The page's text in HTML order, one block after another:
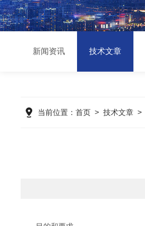
新闻资讯 技术文章
当前位置： 首页> 技术文章>